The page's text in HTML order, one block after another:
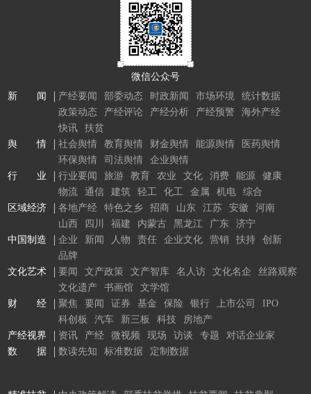
微信公众号
新 闻
产经要闻 部委动态 时政新闻 市场环境
统计数据
政策动态
产经评论 产经分析 产经预警
海外产经
快讯
扶贫
舆 情
社会舆情 教育舆情 财金舆情 能源舆情
医药舆情
环保舆情
司法舆情
企业舆情
行 业
行业要闻 旅游 教育 农业 文化 消费 能源
健康
物流
通信 建筑 轻工 化工 金属 机电
综合
区域经济
各地产经 特色之乡 招商 山东 江苏 安徽
河南
山西
四川 福建 内蒙古 黑龙江 广东
济宁
中国制造
企业 新闻 人物 责任 企业文化 营销 扶持
创新
品牌
文化艺术
要闻 文产政策 文产智库 名人访 文化名企
丝路观察
文化遗产
书画馆
文学馆
财 经
聚焦 要闻 证券 基金 保险 银行 上市公司
IPO
科创板
汽车 新三板 科技
房地产
产经视界
资讯 产经 微视频 现场 访谈 专题
对话企业家
数 据
数读先知 标准数据 定制数据